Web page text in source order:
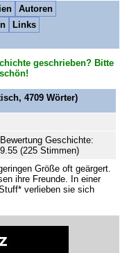
Autoren
Links
geschrieben? Bitte
4709Wörter)
Bewertung Geschichte:
9.55 (225 Stimmen)
Größe oft geärgert.
ihre Freunde. In einer
verlieben sie sich